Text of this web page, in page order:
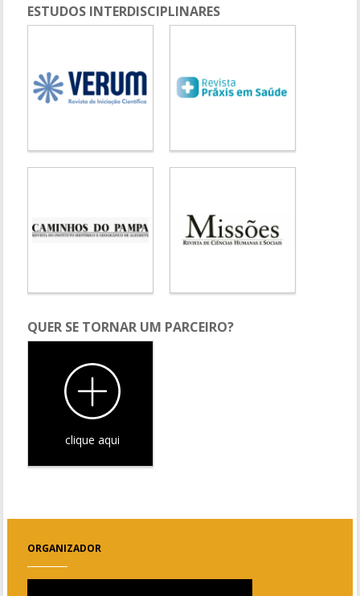
ESTUDOS INTERDISCIPLINARES
QUER SE TORNAR UM PARCEIRO?
clique aqui
ORGANIZADOR